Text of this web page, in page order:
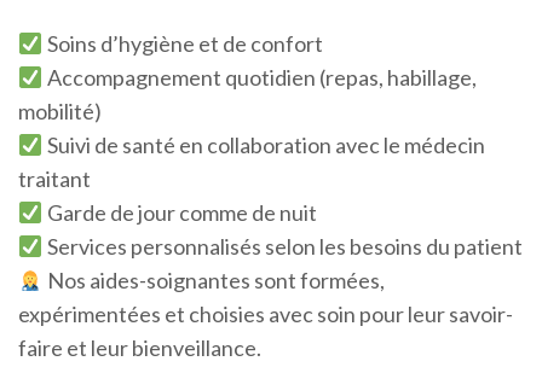
Soins d’hygiène et de confort
Accompagnement quotidien (repas, habillage,
mobilité)
Suivi de santé en collaboration avec le médecin
traitant
Garde de jour comme de nuit
Services personnalisés selon les besoins du patient
Nos aides-soignantes sont formées,
expérimentées et choisies avec soin pour leur savoir-
faire et leur bienveillance.